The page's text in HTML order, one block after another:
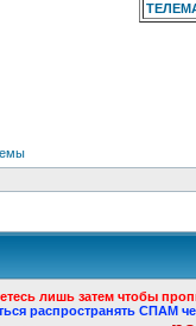
лишь затем чтобы
распространять СПАМ